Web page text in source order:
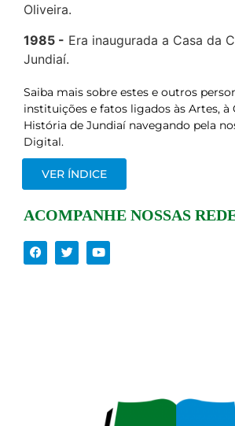
Oliveira.
1985
Era inaugurada a Casa da
Jundiaí.
Saiba mais sobre estes e outros
instituições e fatos ligados às Artes, à
História de Jundiaí navegando pela
Digital.
VER ÍNDICE
ACOMPANHE NOSSAS